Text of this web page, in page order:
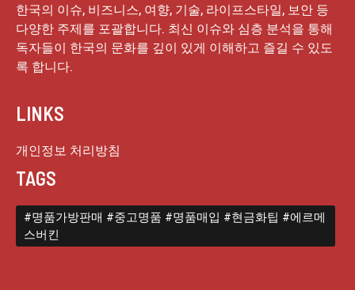
한국의 이슈, 비즈니스, 여향, 기술, 라이프스타일, 보안 등
다양한 주제를 포괄합니다. 최신 이슈와 심층 분석을 통해
독자들이 한국의 문화를 깊이 있게 이해하고 즐길 수 있도
록 합니다.
LINKS
개인정보 처리방침
TAGS
#명품가방판매 #중고명품 #명품매입 #현금화팁 #에르메
스버킨